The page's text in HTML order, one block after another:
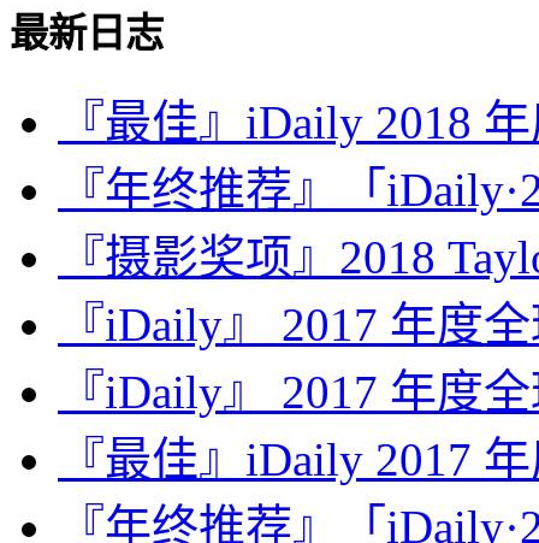
最新日志
『最佳』iDaily 2018
『年终推荐』「
『摄影奖项』2018
『iDaily』 2017 年度
『iDaily』 2017 年度
『最佳』iDaily 2017
『年终推荐』「